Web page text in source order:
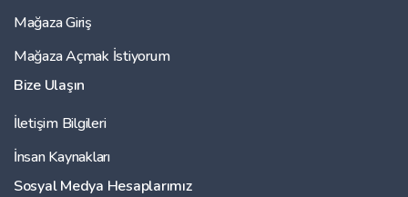
Mağaza Giriş
Mağaza Açmak İstiyorum
Bize Ulaşın
İletişim Bilgileri
İnsan Kaynakları
Sosyal Medya Hesaplarımız